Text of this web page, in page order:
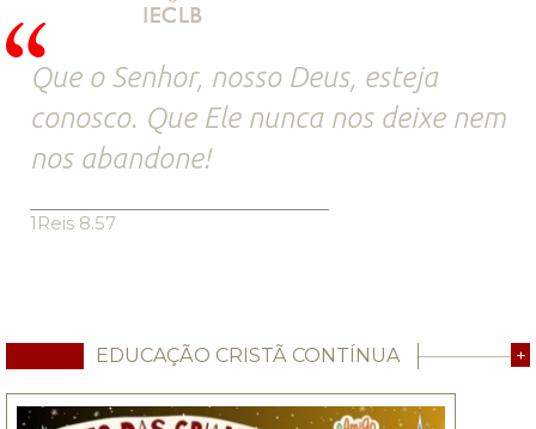
Que o Senhor, nosso Deus, esteja
conosco. Que Ele nunca nos deixe nem
nos abandone!
1Reis 8.57
EDUCAÇÃO CRISTÃ CONTÍNUA +